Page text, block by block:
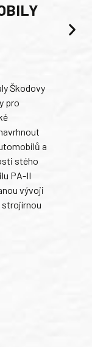
Škodovy
pro
a
stého
PA-II
vývoji
strojírnou